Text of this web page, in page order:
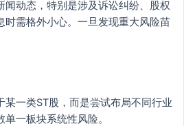
闻动态，特别是涉及诉讼纠纷、股权
时需格外小心。一旦发现重大风险苗
某一类ST股，而是尝试布局不同行业
一板块系统性风险。